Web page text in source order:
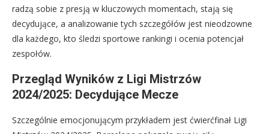
radzą sobie z presją w kluczowych momentach, stają się
decydujące, a analizowanie tych szczegółów jest nieodzowne
dla każdego, kto śledzi sportowe rankingi i ocenia potencjał
zespołów.
Przegląd Wyników z Ligi Mistrzów
2024/2025: Decydujące Mecze
Szczególnie emocjonującym przykładem jest ćwierćfinał Ligi